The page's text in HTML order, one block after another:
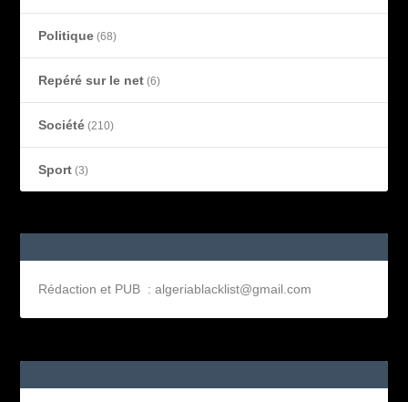
Politique (68)
Repéré sur le net (6)
Société (210)
Sport (3)
Rédaction et PUB : algeriablacklist@gmail.com